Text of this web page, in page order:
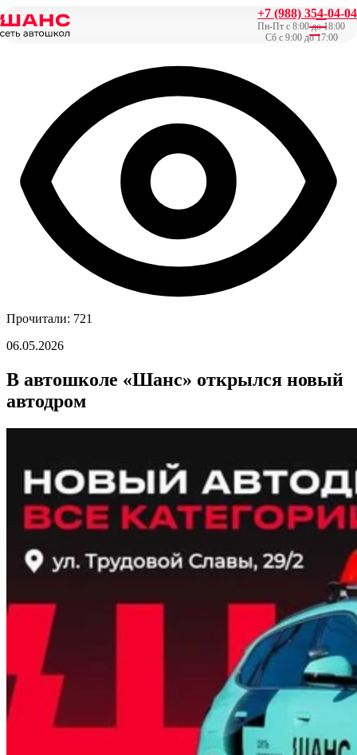
+7 (988) 354-04-04
Пн-Пт с 8:00 до 18:00
Сб с 9:00 до 17:00
Главная/Новости
В автошколе «Шанс» открылся новый
автодром
Прочитали: 721
06.05.2026
В автошколе «Шанс» открылся новый
автодром